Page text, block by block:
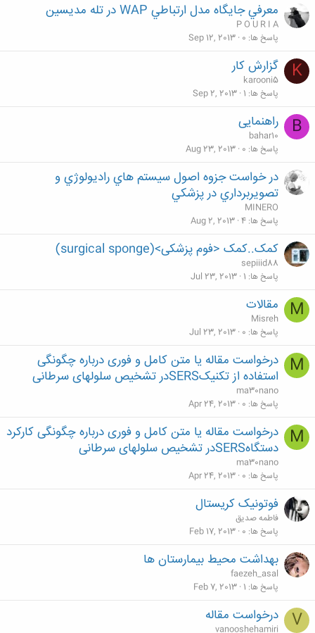
معرفي جايگاه مدل ارتباطي WAP در تله مديسين
P O U R I A
پاسخ ها 0
Sep 12, 2013
K گزارش کار
karooni5
پاسخ ها 1
Sep 2, 2013
B راهنمایی
bahar10
پاسخ ها 0
Aug 23, 2013
در خواست جزوه اصول سيستم هاي راديولوژي و
تصويربرداري در پزشكي
MINERO
پاسخ ها 4
Aug 2, 2013
کمک..کمک <فوم پزشکی>(surgical sponge)
sepiiid88
پاسخ ها 1
Jul 23, 2013
M مقالات
Misreh
پاسخ ها 0
Jul 23, 2013
M
درخواست مقاله یا متن کامل و فوری درباره چگونگی
استفاده از تکنیکSERSدر تشخیص سلولهای سرطانی
ma30nano
پاسخ ها 0
Apr 24, 2013
M
درخواست مقاله یا متن کامل و فوری درباره چگونگی کارکرد
دستگاهSERSدر تشخیص سلولهای سرطانی
ma30nano
پاسخ ها 0
Apr 24, 2013
فوتونیک کریستال
فاطمه صدیق
پاسخ ها 0
Feb 17, 2013
بهداشت محيط بيمارستان ها
faezeh_asal
پاسخ ها 1
Feb 7, 2013
V درخواست مقاله
vanooshehamiri